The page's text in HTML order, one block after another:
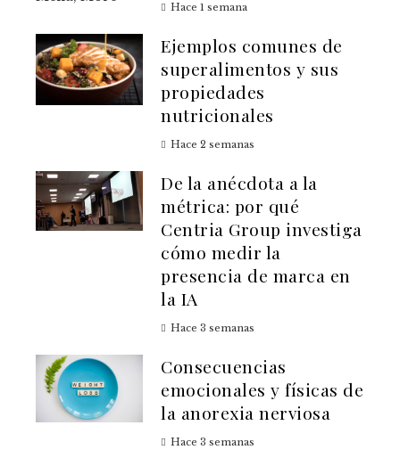
Hace 1 semana
Ejemplos comunes de
superalimentos y sus
propiedades
nutricionales
Hace 2 semanas
De la anécdota a la
métrica: por qué
Centria Group investiga
cómo medir la
presencia de marca en
la IA
Hace 3 semanas
Consecuencias
emocionales y físicas de
la anorexia nerviosa
Hace 3 semanas